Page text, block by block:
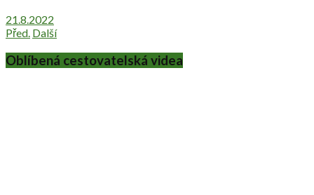
21.8.2022
Před. Další
Oblíbená cestovatelská videa